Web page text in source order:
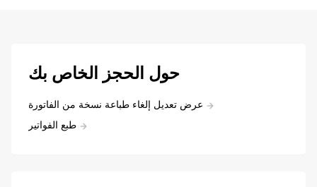
حول الحجز الخاص بك
عرض تعديل إلغاء طباعة نسخة من الفاتورة
طبع الفواتير